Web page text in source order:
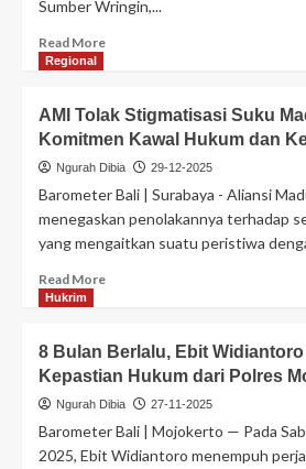
Sumber Wringin,...
Read More
Regional
AMI Tolak Stigmatisasi Suku
Komitmen Kawal Hukum dan
Ngurah Dibia 29-12-2025
Barometer Bali | Surabaya - Aliansi
menegaskan penolakannya terhadap
yang mengaitkan suatu peristiwa
Read More
Hukrim
8 Bulan Berlalu, Ebit
Kepastian Hukum dari Polres
Ngurah Dibia 27-11-2025
Barometer Bali | Mojokerto — Pada
2025, Ebit Widiantoro menempuh